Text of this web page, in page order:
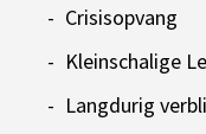
Crisisopvang
Kleinschalige
Langdurig